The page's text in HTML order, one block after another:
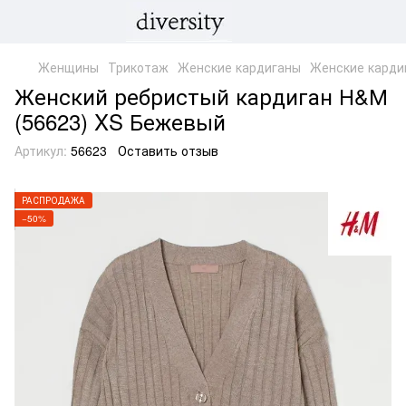
Женщины Трикотаж Женские кардиганы Женские
Женский ребристый кардиган Н&М
(56623) XS Бежевый
Артикул: 56623 Оставить отзыв
РАСПРОДАЖА
−50%